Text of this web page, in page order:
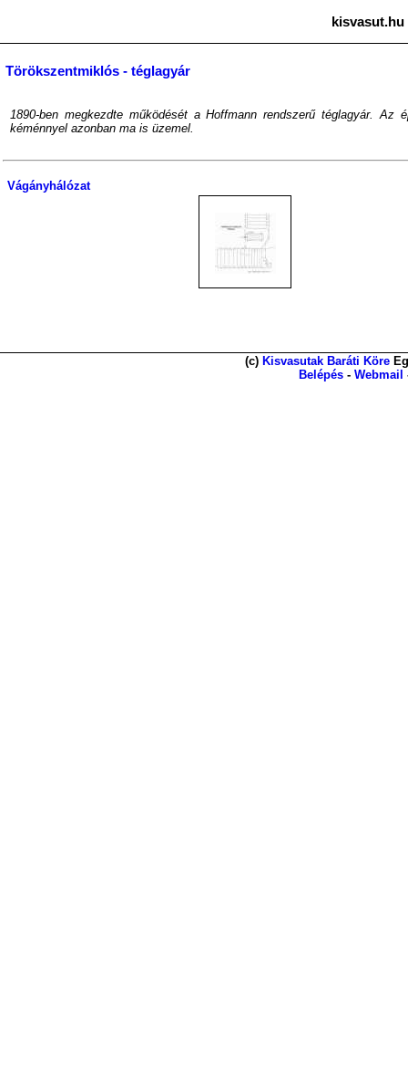
Törökszentmiklós - téglagyár
1890-ben megkezdte működését a Hoffmann rendszerű téglagyár.
kéménnyel azonban ma is üzemel.
Vágányhálózat
(c) Kisvasutak Baráti Köre
Belépés - Webmail